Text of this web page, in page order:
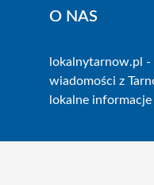
O NAS
lokalnytarnow.pl -
wiadomości z
lokalne